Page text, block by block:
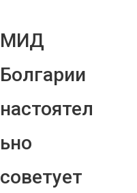
МИД
Болгарии
настоятел
ьно
советует